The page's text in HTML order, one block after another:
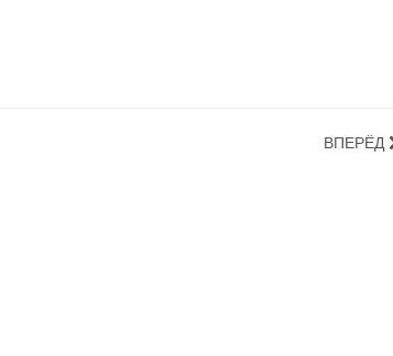
ВПЕРЁД